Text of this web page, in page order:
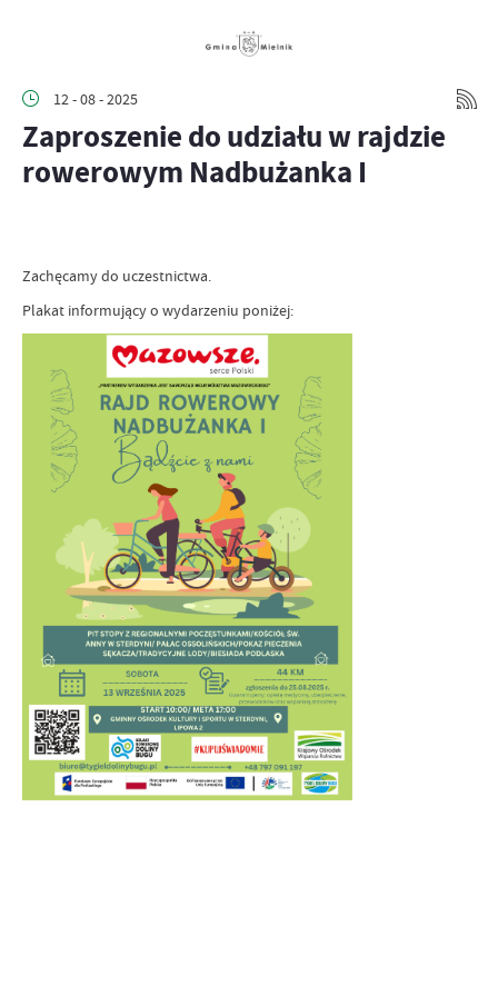
12 - 08 - 2025
Zaproszenie do udziału w rajdzie
rowerowym Nadbużanka I
Zachęcamy do uczestnictwa.
Plakat informujący o wydarzeniu poniżej: